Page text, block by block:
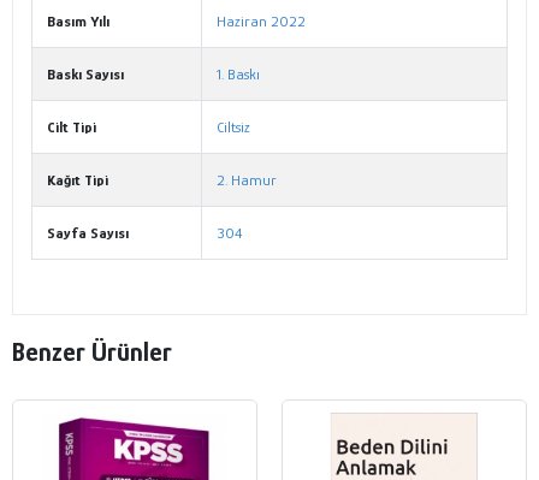
Basım Yılı Haziran 2022
Baskı Sayısı 1. Baskı
Cilt Tipi Ciltsiz
Kağıt Tipi 2. Hamur
Sayfa Sayısı 304
Benzer Ürünler